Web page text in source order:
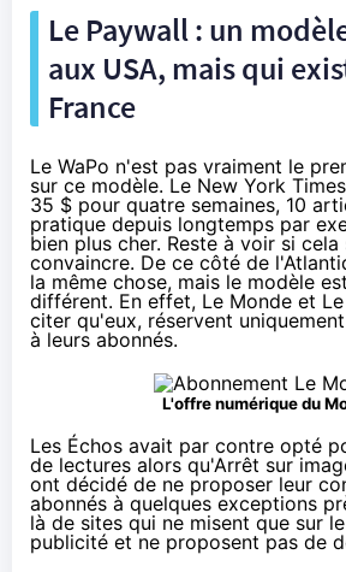
Le Paywall : un
aux USA, mais qui
France
Le WaPo n'est pas vraiment le
sur ce modèle. Le New York
35 $ pour quatre semaines, 10
pratique depuis longtemps par
bien plus cher. Reste à voir si cela
convaincre. De ce côté de
la même chose, mais le modèle
différent. En effet, Le Monde et
citer qu'eux, réservent
à leurs abonnés.
L'offre numérique du
Les Échos avait par contre opté
de lectures alors qu'Arrêt sur
ont décidé de ne proposer leur
abonnés à quelques exceptions
là de sites qui ne misent que sur
publicité et ne proposent pas de